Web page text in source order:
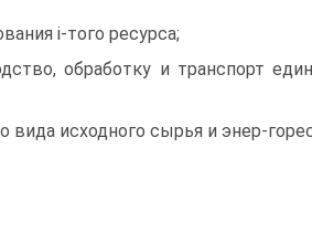
і-того ресурса;
обработку и транспорт
вида исходного сырья и энер-